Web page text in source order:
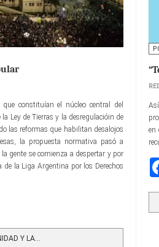
constituían el núcleo central del
Ley de Tierras y la desregulacióin de
las reformas que habilitan desalojos
la propuesta normativa pasó a
gente se comienza a despertar y por
de la Liga Argentina por los Derechos
Y LA...
en